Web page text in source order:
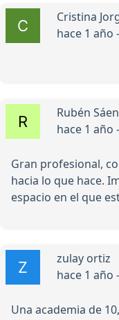
Cristina
hace 1 año -
Rubén
hace 1 año -
Gran profesional,
hacia lo que hace.
espacio en el que
zulay ortiz
hace 1 año -
Una academia de